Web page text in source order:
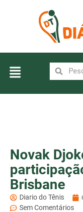
Novak
Brisbane
Diario do Tênis
Sem Comentários